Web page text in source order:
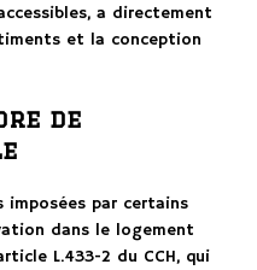
a directement
et la conception
de
imposées par certains
dans le logement
L.433-2 du CCH, qui